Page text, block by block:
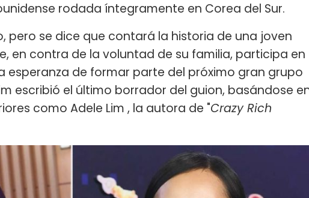
rodada íntegramente en Corea del Sur.
pero se dice que contará la historia de una joven
en contra de la voluntad de su familia, participa en
esperanza de formar parte del próximo gran grupo
escribió el último borrador del guion, basándose
como Adele Lim , la autora de "Crazy Rich